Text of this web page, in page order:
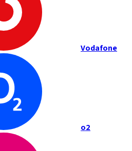
Vodafone
o2